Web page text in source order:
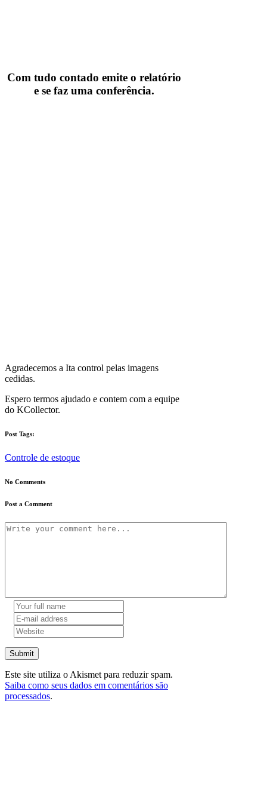
Com tudo contado emite o relatório
e se faz uma conferência.
Agradecemos a Ita control pelas imagens
cedidas.
Espero termos ajudado e contem com a equipe
do KCollector.
Post Tags:
Controle de estoque
No Comments
Post a Comment
Submit
Este site utiliza o Akismet para reduzir spam.
Saiba como seus dados em comentários são
processados.